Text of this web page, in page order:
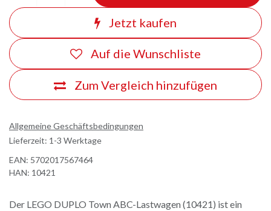
Jetzt kaufen
Zum Vergleich hinzufügen
Auf die Wunschliste
Allgemeine Geschäftsbedingungen
Lieferzeit: 1-3 Werktage
EAN: 5702017567464
HAN: 10421
Der LEGO DUPLO Town ABC-Lastwagen (10421) ist ein